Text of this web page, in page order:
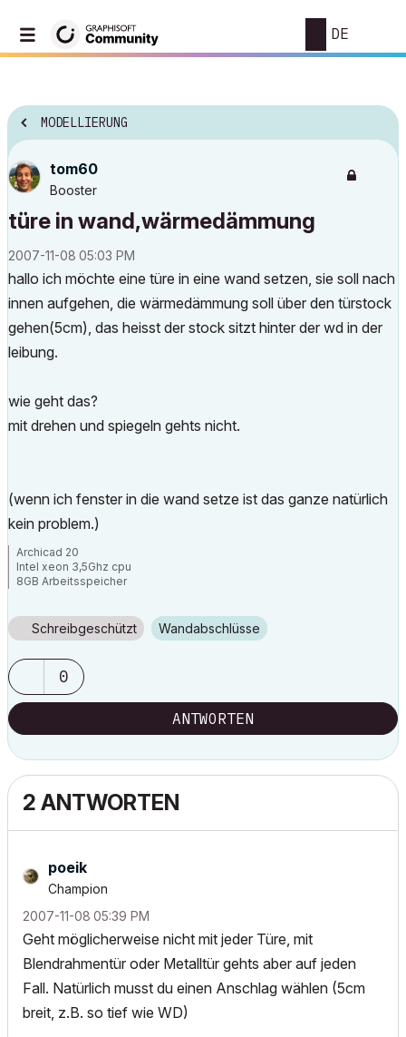
DE
MODELLIERUNG
tom60
Booster
türe in wand,wärmedämmung
‎2007-11-08 05:03 PM
hallo ich möchte eine türe in eine wand setzen, sie soll nach
innen aufgehen, die wärmedämmung soll über den türstock
gehen(5cm), das heisst der stock sitzt hinter der wd in der
leibung.
wie geht das?
mit drehen und spiegeln gehts nicht.
(wenn ich fenster in die wand setze ist das ganze natürlich
kein problem.)
Archicad 20
Intel xeon 3,5Ghz cpu
8GB Arbeitsspeicher
Schreibgeschützt Wandabschlüsse
0
ANTWORTEN
2 ANTWORTEN
poeik
Champion
‎2007-11-08 05:39 PM
Geht möglicherweise nicht mit jeder Türe, mit
Blendrahmentür oder Metalltür gehts aber auf jeden
Fall. Natürlich musst du einen Anschlag wählen (5cm
breit, z.B. so tief wie WD)